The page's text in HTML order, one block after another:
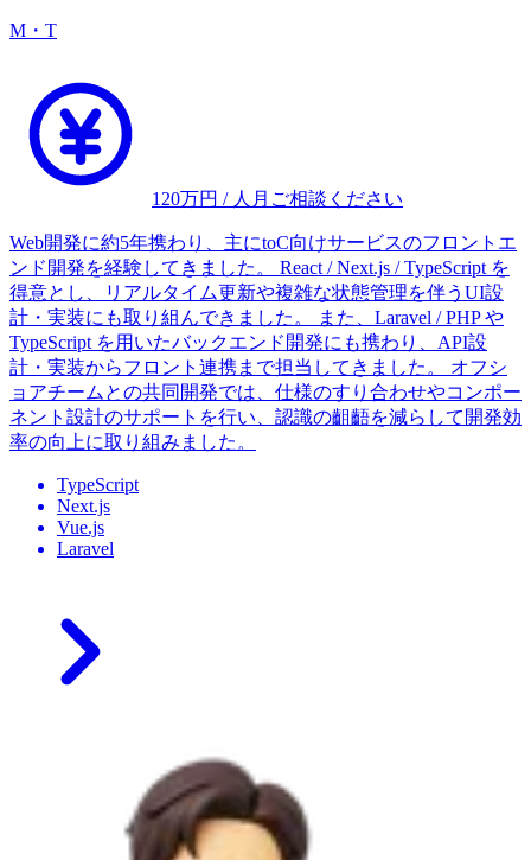
M・T
120万円 / 人月 ご相談ください
Web開発に約5年携わり、主にtoC向けサービスのフロントエ
ンド開発を経験してきました。 React / Next.js / TypeScript を
得意とし、リアルタイム更新や複雑な状態管理を伴うUI設
計・実装にも取り組んできました。 また、Laravel / PHP や
TypeScript を用いたバックエンド開発にも携わり、API設
計・実装からフロント連携まで担当してきました。 オフシ
ョアチームとの共同開発では、仕様のすり合わせやコンポー
ネント設計のサポートを行い、認識の齟齬を減らして開発効
率の向上に取り組みました。
TypeScript
Next.js
Vue.js
Laravel